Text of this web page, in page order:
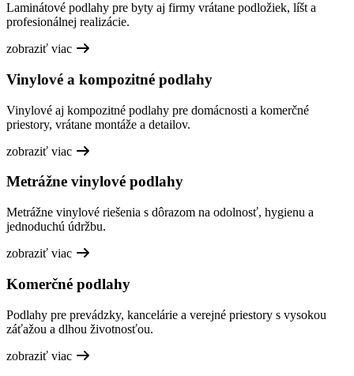
Laminátové podlahy pre byty aj firmy vrátane podložiek, líšt a
profesionálnej realizácie.
zobraziť viac
Vinylové a kompozitné podlahy
Vinylové aj kompozitné podlahy pre domácnosti a komerčné
priestory, vrátane montáže a detailov.
zobraziť viac
Metrážne vinylové podlahy
Metrážne vinylové riešenia s dôrazom na odolnosť, hygienu a
jednoduchú údržbu.
zobraziť viac
Komerčné podlahy
Podlahy pre prevádzky, kancelárie a verejné priestory s vysokou
záťažou a dlhou životnosťou.
zobraziť viac